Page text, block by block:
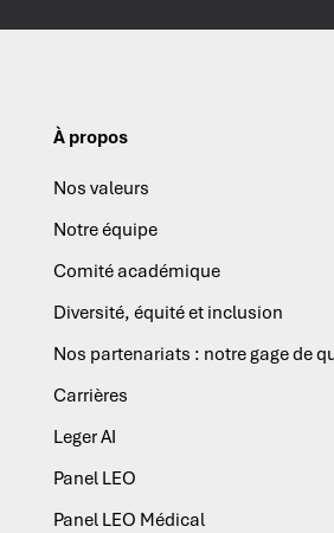
À propos
Nos valeurs
Notre équipe
Comité académique
Diversité, équité et inclusion
Nos partenariats : notre gage de
Carrières
Leger AI
Panel LEO
Panel LEO Médical